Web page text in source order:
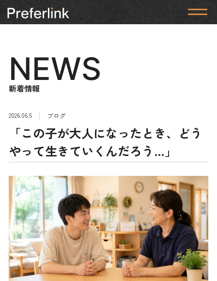
NEWS
新着情報
2026.06.5 ブログ
「この子が大人になったとき、どう
やって生きていくんだろう…」